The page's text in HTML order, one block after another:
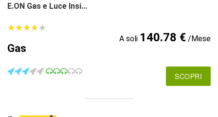
E.ON Gas e Luce Insi...
★★★★★
★★★★★
Gas
A soli 140.78 €/Mese
SCOPRI